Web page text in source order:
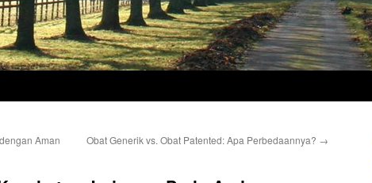
Aman
Obat Generik vs. Obat Patented: Apa Perbedaannya? →